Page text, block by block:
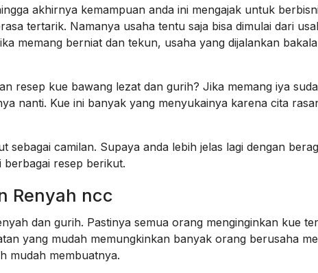
akhirnya kemampuan anda ini mengajak untuk
tertarik. Namanya usaha tentu saja bisa dimulai dari
memang berniat dan tekun, usaha yang dijalankan
resep kue bawang lezat dan gurih? Jika memang iya
nanti. Kue ini banyak yang menyukainya karena cita
sebagai camilan. Supaya anda lebih jelas lagi dengan
berbagai resep berikut.
Renyah ncc
dan gurih. Pastinya semua orang menginginkan kue
yang mudah memungkinkan banyak orang berusaha
mudah membuatnya.